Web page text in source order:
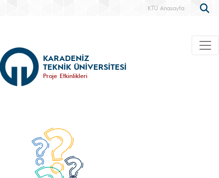
KTÜ Anasayfa
KARADENİZ
TEKNİK ÜNİVERSİTESİ
Proje Etkinlikleri